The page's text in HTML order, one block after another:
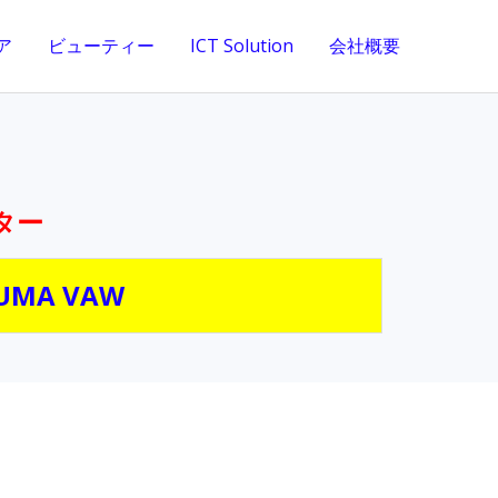
ビューティー ICT Solution 会社概要
ー
VAW